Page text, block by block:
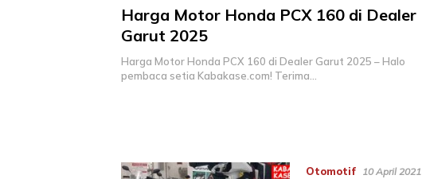
Harga Motor Honda PCX 160 di Dealer
Garut 2025
Harga Motor Honda PCX 160 di Dealer Garut 2025 – Halo
pembaca setia Kabakase.com! Terima…
Otomotif 10 April 2021